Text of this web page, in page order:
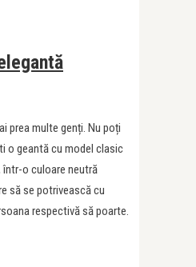
prea multe genți. Nu poți
o geantă cu model clasic
o culoare neutră
să se potrivească cu
respectivă să poarte.